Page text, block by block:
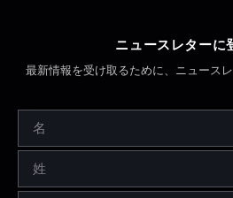
ニュースレターに
最新情報を受け取るために、ニュース